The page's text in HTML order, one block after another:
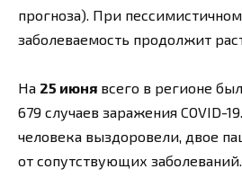
прогноза). При
заболеваемость продолжит
На 25 июня всего в регионе
679 случаев заражения COVID-
человека выздоровели, двое
от сопутствующих заболеваний.